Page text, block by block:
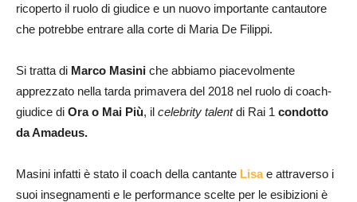
ricoperto il ruolo di giudice e un nuovo importante cantautore
che potrebbe entrare alla corte di Maria De Filippi.
Si tratta di Marco Masini che abbiamo piacevolmente
apprezzato nella tarda primavera del 2018 nel ruolo di coach-
giudice di Ora o Mai Più, il celebrity talentdi Rai 1 condotto
da Amadeus.
Masini infatti è stato il coach della cantante Lisae attraverso i
suoi insegnamenti e le performance scelte per le esibizioni è